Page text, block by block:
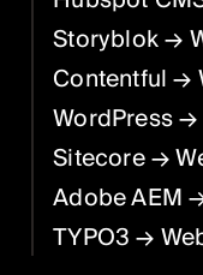
Storyblok→
Contentful→
WordPress→
Sitecore→
Adobe AEM
TYPO3→